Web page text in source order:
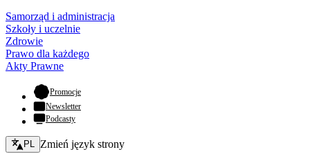
Samorząd i administracja
Szkoły i uczelnie
Zdrowie
Prawo dla każdego
Akty Prawne
Promocje- otwiera się w nowej karcie
Newsletter
Podcasty
Zmień język - bieżący:
PL Zmień język strony